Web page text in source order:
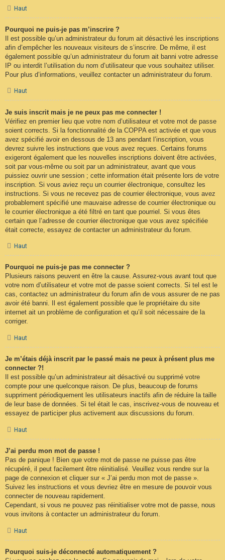
Haut
Pourquoi ne puis-je pas m’inscrire ?
Il est possible qu’un administrateur du forum ait désactivé les inscriptions
afin d’empêcher les nouveaux visiteurs de s’inscrire. De même, il est
également possible qu’un administrateur du forum ait banni votre adresse
IP ou interdit l’utilisation du nom d’utilisateur que vous souhaitez utiliser.
Pour plus d’informations, veuillez contacter un administrateur du forum.
Haut
Je suis inscrit mais je ne peux pas me connecter !
Vérifiez en premier lieu que votre nom d’utilisateur et votre mot de passe
soient corrects. Si la fonctionnalité de la COPPA est activée et que vous
avez spécifié avoir en dessous de 13 ans pendant l’inscription, vous
devrez suivre les instructions que vous avez reçues. Certains forums
exigeront également que les nouvelles inscriptions doivent être activées,
soit par vous-même ou soit par un administrateur, avant que vous
puissiez ouvrir une session ; cette information était présente lors de votre
inscription. Si vous aviez reçu un courrier électronique, consultez les
instructions. Si vous ne recevez pas de courrier électronique, vous avez
probablement spécifié une mauvaise adresse de courrier électronique ou
le courrier électronique a été filtré en tant que pourriel. Si vous êtes
certain que l’adresse de courrier électronique que vous avez spécifiée
était correcte, essayez de contacter un administrateur du forum.
Haut
Pourquoi ne puis-je pas me connecter ?
Plusieurs raisons peuvent en être la cause. Assurez-vous avant tout que
votre nom d’utilisateur et votre mot de passe soient corrects. Si tel est le
cas, contactez un administrateur du forum afin de vous assurer de ne pas
avoir été banni. Il est également possible que le propriétaire du site
internet ait un problème de configuration et qu’il soit nécessaire de la
corriger.
Haut
Je m’étais déjà inscrit par le passé mais ne peux à présent plus me
connecter ?!
Il est possible qu’un administrateur ait désactivé ou supprimé votre
compte pour une quelconque raison. De plus, beaucoup de forums
suppriment périodiquement les utilisateurs inactifs afin de réduire la taille
de leur base de données. Si tel était le cas, inscrivez-vous de nouveau et
essayez de participer plus activement aux discussions du forum.
Haut
J’ai perdu mon mot de passe !
Pas de panique ! Bien que votre mot de passe ne puisse pas être
récupéré, il peut facilement être réinitialisé. Veuillez vous rendre sur la
page de connexion et cliquer sur « J’ai perdu mon mot de passe ».
Suivez les instructions et vous devriez être en mesure de pouvoir vous
connecter de nouveau rapidement.
Cependant, si vous ne pouvez pas réinitialiser votre mot de passe, nous
vous invitons à contacter un administrateur du forum.
Haut
Pourquoi suis-je déconnecté automatiquement ?